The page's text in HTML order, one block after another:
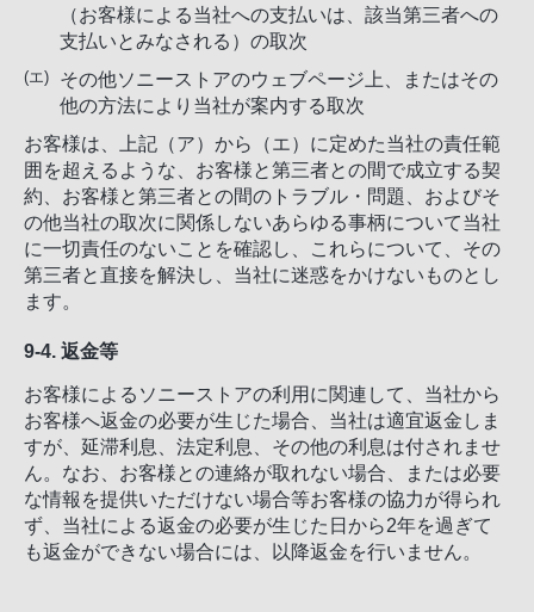
（お客様による当社への支払いは、該当第三者への
支払いとみなされる）の取次
その他ソニーストアのウェブページ上、またはその
他の方法により当社が案内する取次
お客様は、上記（ア）から（エ）に定めた当社の責任範
囲を超えるような、お客様と第三者との間で成立する契
約、お客様と第三者との間のトラブル・問題、およびそ
の他当社の取次に関係しないあらゆる事柄について当社
に一切責任のないことを確認し、これらについて、その
第三者と直接を解決し、当社に迷惑をかけないものとし
ます。
9-4. 返金等
お客様によるソニーストアの利用に関連して、当社から
お客様へ返金の必要が生じた場合、当社は適宜返金しま
すが、延滞利息、法定利息、その他の利息は付されませ
ん。なお、お客様との連絡が取れない場合、または必要
な情報を提供いただけない場合等お客様の協力が得られ
ず、当社による返金の必要が生じた日から2年を過ぎて
も返金ができない場合には、以降返金を行いません。